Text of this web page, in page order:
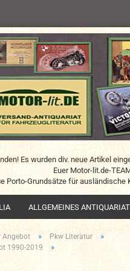
Es wurden div. neue Artikel
Euer Motor-lit.de-
Porto-Grundsätze für ausländische
ALLGEMEINES ANTIQUARIAT
Angebot » Pkw Literatur »
1990-2019 »